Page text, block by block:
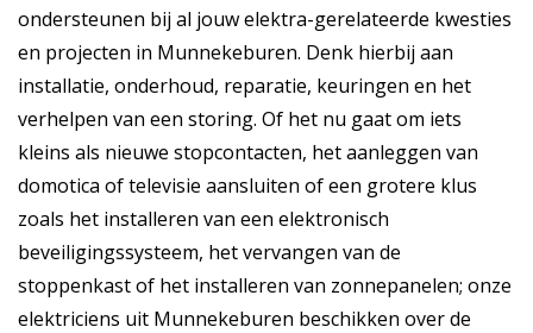
ondersteunen bij al jouw elektra-gerelateerde kwesties
en projecten in Munnekeburen. Denk hierbij aan
installatie, onderhoud, reparatie, keuringen en het
verhelpen van een storing. Of het nu gaat om iets
kleins als nieuwe stopcontacten, het aanleggen van
domotica of televisie aansluiten of een grotere klus
zoals het installeren van een elektronisch
beveiligingssysteem, het vervangen van de
stoppenkast of het installeren van zonnepanelen; onze
elektriciens uit Munnekeburen beschikken over de